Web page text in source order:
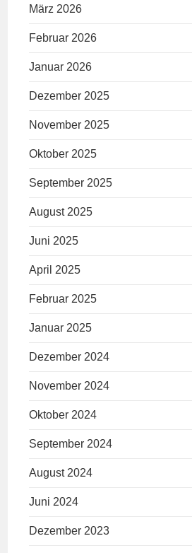
März 2026
Februar 2026
Januar 2026
Dezember 2025
November 2025
Oktober 2025
September 2025
August 2025
Juni 2025
April 2025
Februar 2025
Januar 2025
Dezember 2024
November 2024
Oktober 2024
September 2024
August 2024
Juni 2024
Dezember 2023